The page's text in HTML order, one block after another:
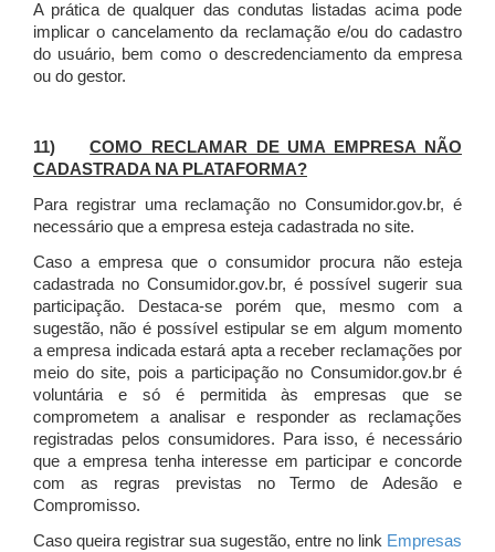
A prática de qualquer das condutas listadas acima pode
implicar o cancelamento da reclamação e/ou do cadastro
do usuário, bem como o descredenciamento da empresa
ou do gestor.
11)COMO RECLAMAR DE UMA EMPRESA NÃO
CADASTRADA NA PLATAFORMA?
Para registrar uma reclamação no Consumidor.gov.br, é
necessário que a empresa esteja cadastrada no site.
Caso a empresa que o consumidor procura não esteja
cadastrada no Consumidor.gov.br, é possível sugerir sua
participação. Destaca-se porém que, mesmo com a
sugestão, não é possível estipular se em algum momento
a empresa indicada estará apta a receber reclamações por
meio do site, pois a participação no Consumidor.gov.br é
voluntária e só é permitida às empresas que se
comprometem a analisar e responder as reclamações
registradas pelos consumidores. Para isso, é necessário
que a empresa tenha interesse em participar e concorde
com as regras previstas no Termo de Adesão e
Compromisso.
Caso queira registrar sua sugestão, entre no link Empresas